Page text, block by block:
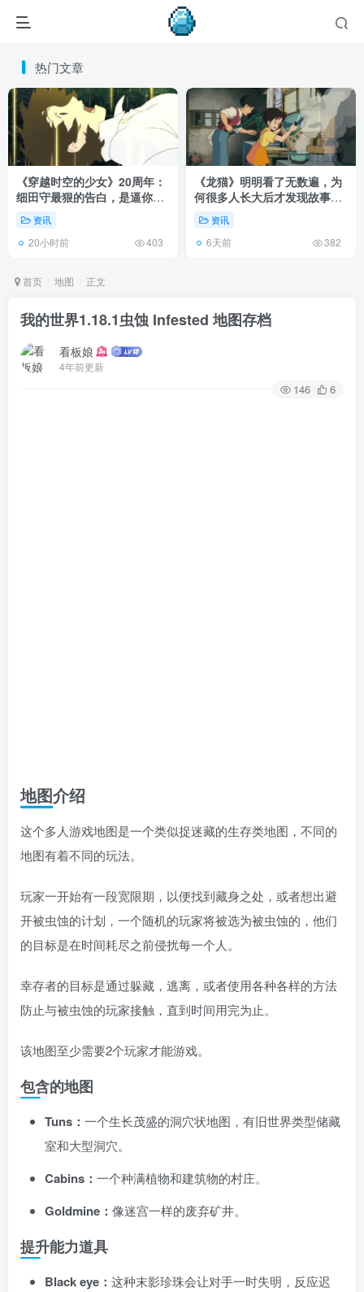
热门文章
《穿越时空的少女》20周年：
细田守最狠的告白，是逼你承
认有些夏天回不去了！
资讯
20小时前 403
《龙猫》明明看了无数遍，为
何很多人长大后才发现故事根
本不在 1988 年！
资讯
6天前 382
首页 地图 正文
我的世界1.18.1虫蚀 Infested 地图存档
看板娘
4年前更新
146 6
地图介绍
这个多人游戏地图是一个类似捉迷藏的生存类地图，不同的
地图有着不同的玩法。
玩家一开始有一段宽限期，以便找到藏身之处，或者想出避
开被虫蚀的计划，一个随机的玩家将被选为被虫蚀的，他们
的目标是在时间耗尽之前侵扰每一个人。
幸存者的目标是通过躲藏，逃离，或者使用各种各样的方法
防止与被虫蚀的玩家接触，直到时间用完为止。
该地图至少需要2个玩家才能游戏。
包含的地图
Tuns： 一个生长茂盛的洞穴状地图，有旧世界类型储藏
室和大型洞穴。
Cabins： 一个种满植物和建筑物的村庄。
Goldmine： 像迷宫一样的废弃矿井。
提升能力道具
Black eye： 这种末影珍珠会让对手一时失明，反应迟